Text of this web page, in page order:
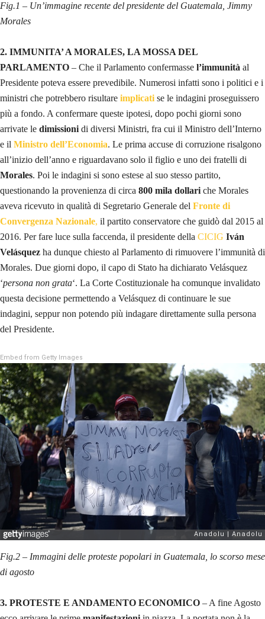
Fig.1 – Un’immagine recente del presidente del Guatemala, Jimmy
Morales
2. IMMUNITA’ A MORALES, LA MOSSA DEL
PARLAMENTO – Che il Parlamento confermasse l’immunità al
Presidente poteva essere prevedibile. Numerosi infatti sono i politici e i
ministri che potrebbero risultare implicati se le indagini proseguissero
più a fondo. A confermare queste ipotesi, dopo pochi giorni sono
arrivate le dimissioni di diversi Ministri, fra cui il Ministro dell’Interno
e il Ministro dell’Economia. Le prima accuse di corruzione risalgono
all’inizio dell’anno e riguardavano solo il figlio e uno dei fratelli di
Morales. Poi le indagini si sono estese al suo stesso partito,
questionando la provenienza di circa 800 mila dollari che Morales
aveva ricevuto in qualità di Segretario Generale del Fronte di
Convergenza Nazionale, il partito conservatore che guidò dal 2015 al
2016. Per fare luce sulla faccenda, il presidente della CICIG Iván
Velásquez ha dunque chiesto al Parlamento di rimuovere l’immunità di
Morales. Due giorni dopo, il capo di Stato ha dichiarato Velásquez
‘persona non grata‘. La Corte Costituzionale ha comunque invalidato
questa decisione permettendo a Velásquez di continuare le sue
indagini, seppur non potendo più indagare direttamente sulla persona
del Presidente.
Embed from Getty Images
Fig.2 – Immagini delle proteste popolari in Guatemala, lo scorso mese
di agosto
3. PROTESTE E ANDAMENTO ECONOMICO – A fine Agosto